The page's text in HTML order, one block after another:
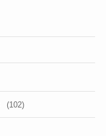
(102)